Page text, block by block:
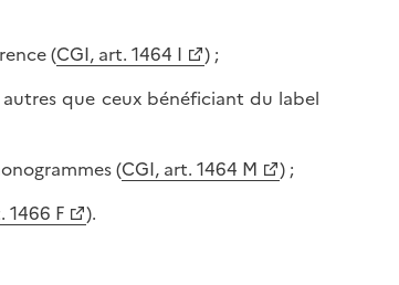
(CGI, art. 1464 I
) ;
que ceux bénéficiant du label
(CGI, art. 1464 M
) ;
1466 F
).